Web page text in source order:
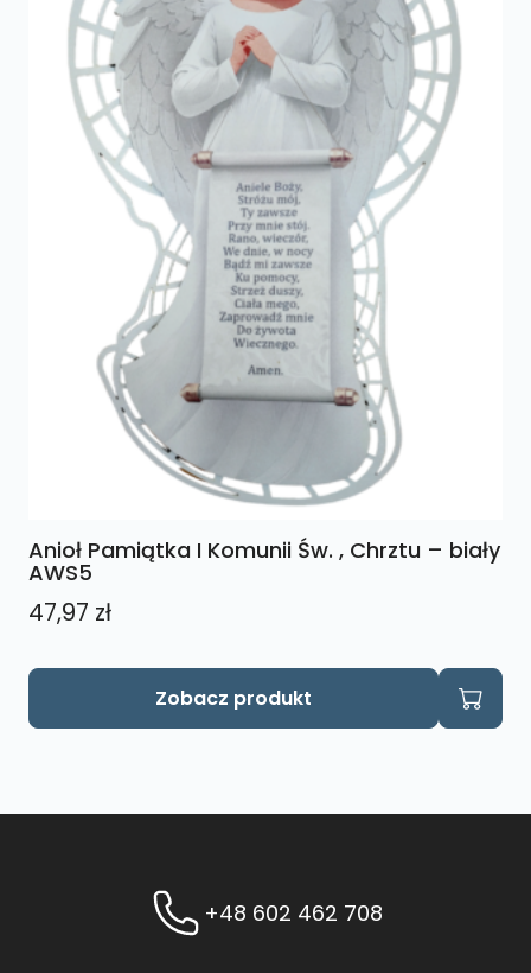
Anioł Pamiątka I Komunii Św. , Chrztu – biały
AWS5
47,97 zł
Zobacz produkt
+48 602 462 708